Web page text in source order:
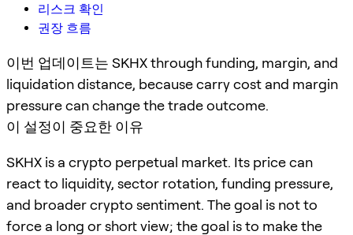
리스크 확인
권장 흐름
이번 업데이트는 SKHX through funding, margin, and
liquidation distance, because carry cost and margin
pressure can change the trade outcome.
이 설정이 중요한 이유
SKHX is a crypto perpetual market. Its price can
react to liquidity, sector rotation, funding pressure,
and broader crypto sentiment. The goal is not to
force a long or short view; the goal is to make the